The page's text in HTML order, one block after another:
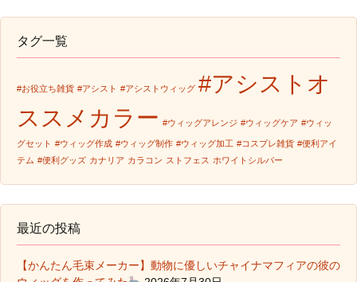
タグ一覧
#お役立ち雑貨 #アシスト #アシストウィッグ #アシストオ
ススメカラー #ウィッグアレンジ #ウィッグケア #ウィッ
グセット #ウィッグ作成 #ウィッグ制作 #ウィッグ加工 #コスプレ雑貨 #便利アイ
テム #便利グッズ カナリア カラコン ストフェス ホワイトシルバー
最近の投稿
【かんたん毛束メーカー】動物に優しいチャイナマフィアの彼の